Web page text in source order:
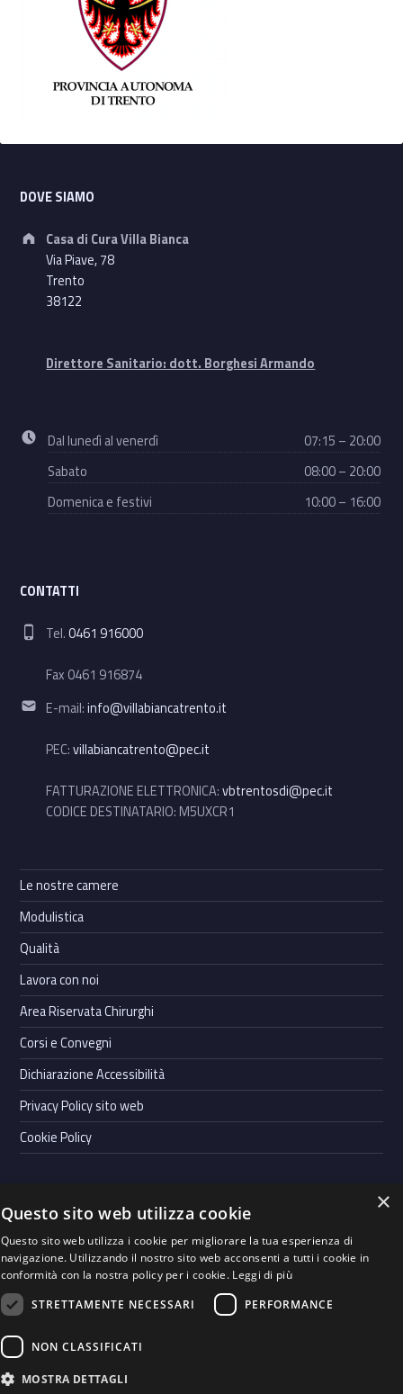
DOVE SIAMO
Address:
Casa di Cura Villa Bianca
Via Piave, 78
Trento
38122
Direttore Sanitario: dott. Borghesi Armando
Dal lunedì al venerdì
07:15 – 20:00
Sabato
08:00 – 20:00
Domenica e festivi
10:00 – 16:00
CONTATTI
Phone number:
Tel.0461 916000
Fax 0461 916874
Email address:
E-mail:info@villabiancatrento.it
PEC:villabiancatrento@pec.it
FATTURAZIONE ELETTRONICA:vbtrentosdi@pec.it
CODICE DESTINATARIO: M5UXCR1
Le nostre camere
Modulistica
Qualità
Lavora con noi
Area Riservata Chirurghi
Corsi e Convegni
Dichiarazione Accessibilità
Privacy Policy sito web
Cookie Policy
soc. Euro 900.000,00 i.v. | P.IVA 00123990228 |Whistleblowing
Codice Etico|Società Trasparente
Seguici su
×
Questo sito web utilizza cookie
Questo sito web utilizza i cookie per migliorare la tua esperienza di
navigazione. Utilizzando il nostro sito web acconsenti a tutti i cookie in
conformità con la nostra policy per i cookie. Leggi di più
STRETTAMENTE NECESSARI
PERFORMANCE
NON CLASSIFICATI
MOSTRA DETTAGLI